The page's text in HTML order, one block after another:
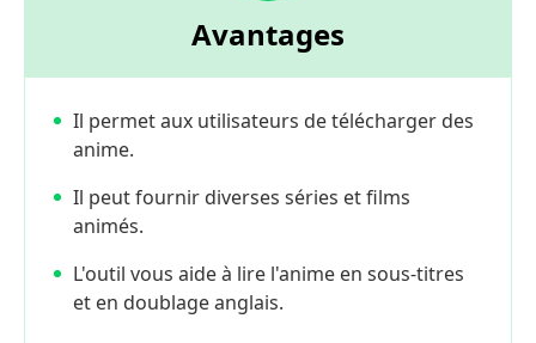
Avantages
Il permet aux utilisateurs de télécharger des
anime.
Il peut fournir diverses séries et films
animés.
L'outil vous aide à lire l'anime en sous-titres
et en doublage anglais.